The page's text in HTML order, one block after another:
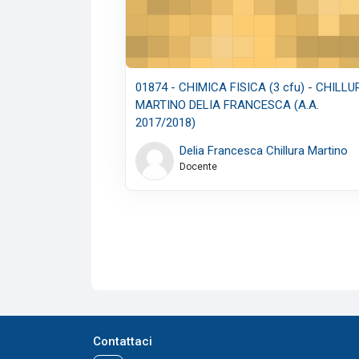
01874 - CHIMICA FISICA (3 cfu) -
MARTINO DELIA FRANCESCA (A.A.
2017/2018)
Delia Francesca Chillura Martino
Docente
Contattaci